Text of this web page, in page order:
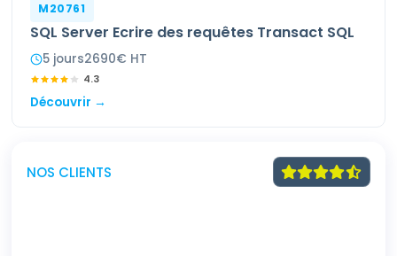
M20761
SQL Server Ecrire des requêtes Transact SQL
5jours2690€ HT
4.3
Découvrir →
NOS CLIENTS